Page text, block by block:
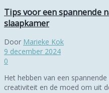
Tips voor een spannende
slaapkamer
Door Marieke Kok
9 december 2024
0
Het hebben van een
creativiteit en de moed om uit